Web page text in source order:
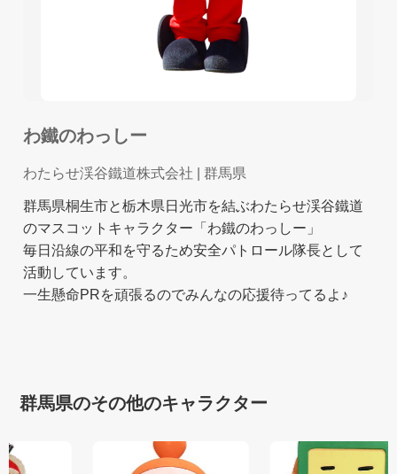
わ鐵のわっしー
わたらせ渓谷鐵道株式会社 | 群馬県
群馬県桐生市と栃木県日光市を結ぶわたらせ渓谷鐵道
のマスコットキャラクター「わ鐵のわっしー」
毎日沿線の平和を守るため安全パトロール隊長として
活動しています。
一生懸命PRを頑張るのでみんなの応援待ってるよ♪
群馬県のその他のキャラクター